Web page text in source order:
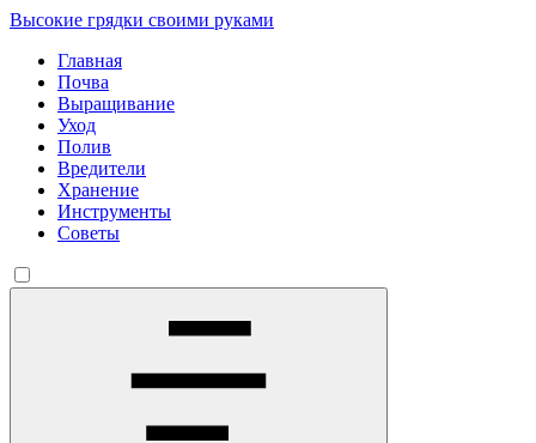
Высокие грядки своими руками
Главная
Почва
Выращивание
Уход
Полив
Вредители
Хранение
Инструменты
Советы